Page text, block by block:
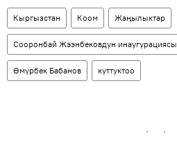
Кыргызстан Коом Жаңылыктар
Сооронбай Жээнбековдун инаугурациясы
Өмүрбек Бабанов куттуктоо